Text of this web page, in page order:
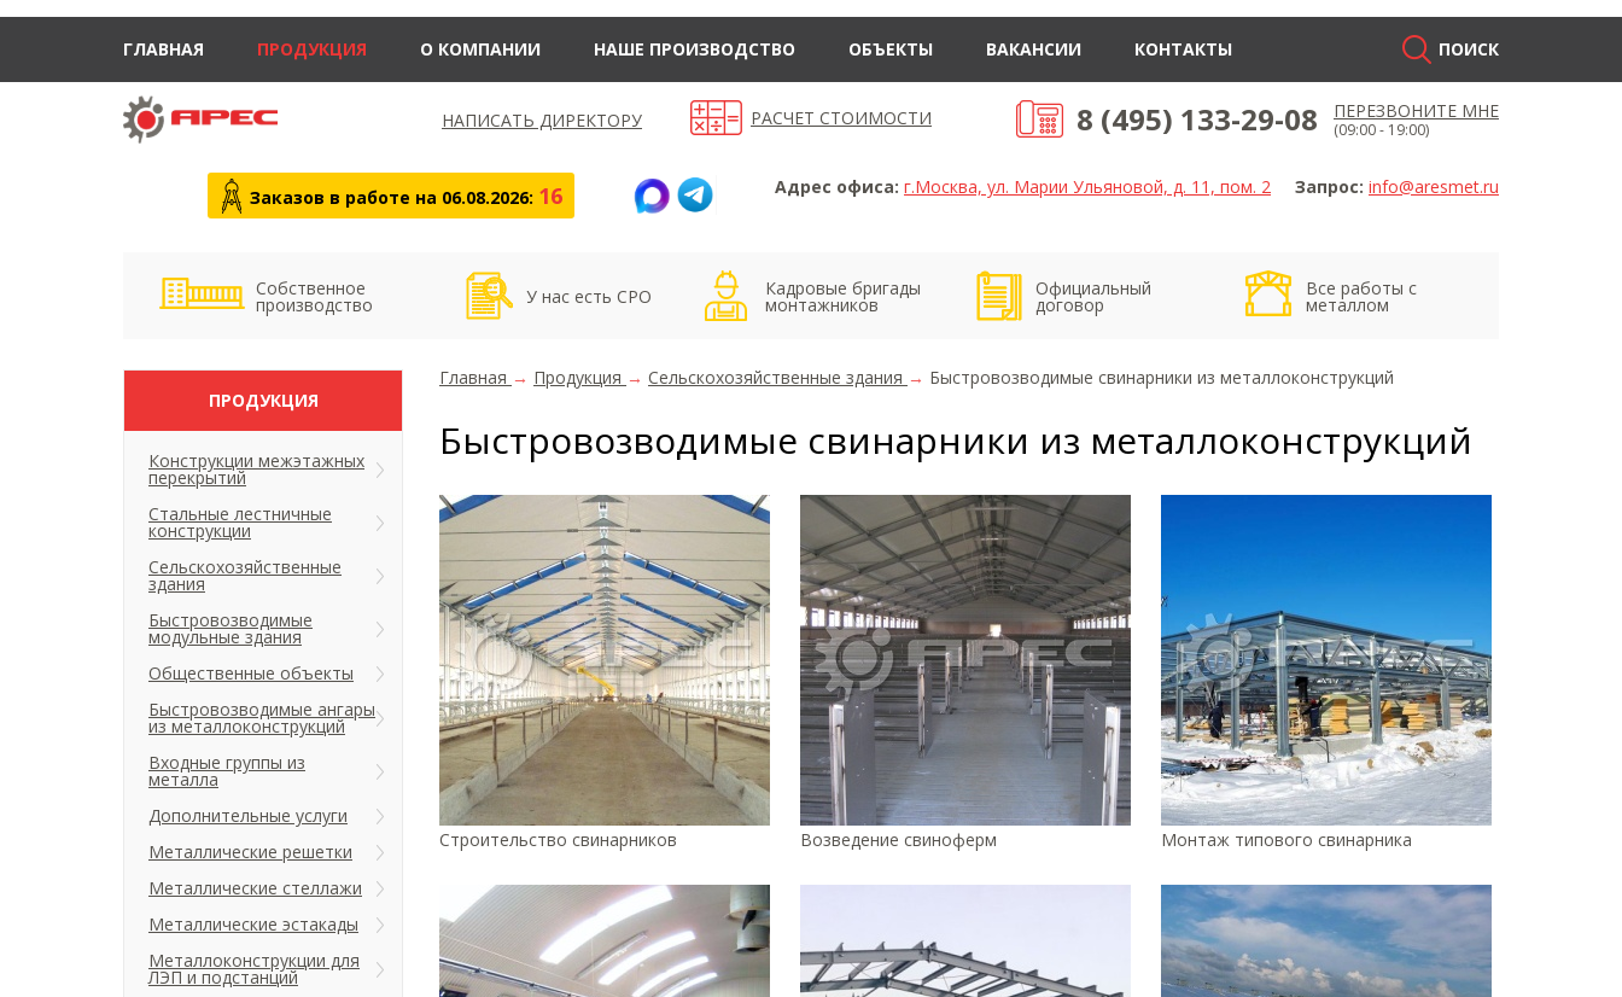
ГЛАВНАЯ ПРОДУКЦИЯ О КОМПАНИИ НАШЕ ПРОИЗВОДСТВО ОБЪЕКТЫ ВАКАНСИИ КОНТАКТЫ ПОИСК
НАПИСАТЬ ДИРЕКТОРУ РАСЧЕТ СТОИМОСТИ 8 (495) 133-29-08 ПЕРЕЗВОНИТЕ МНЕ
(09:00 - 19:00)
Адрес офиса: г.Москва, ул. Марии Ульяновой, д. 11, пом. 2 Запрос: info@aresmet.ru
Заказов в работе на 06.08.2026: 16
Собственное
производство У нас есть СРО Кадровые бригады
монтажников
Официальный
договор
Все работы с
металлом
Главная → Продукция → Сельскохозяйственные здания → Быстровозводимые свинарники из металлоконструкций
Быстровозводимые свинарники из металлоконструкций
Строительство свинарников Возведение свиноферм Монтаж типового свинарника
ПРОДУКЦИЯ
Конструкции межэтажных
перекрытий
Стальные лестничные
конструкции
Сельскохозяйственные
здания
Быстровозводимые
модульные здания
Общественные объекты
Быстровозводимые ангары
из металлоконструкций
Входные группы из
металла
Дополнительные услуги
Металлические решетки
Металлические стеллажи
Металлические эстакады
Металлоконструкции для
ЛЭП и подстанций